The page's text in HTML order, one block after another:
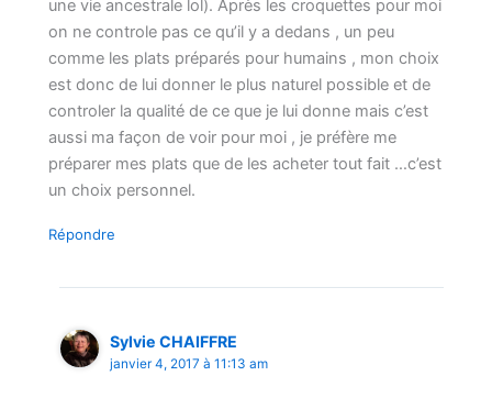
une vie ancestrale lol). Après les croquettes pour moi
on ne controle pas ce qu’il y a dedans , un peu
comme les plats préparés pour humains , mon choix
est donc de lui donner le plus naturel possible et de
controler la qualité de ce que je lui donne mais c’est
aussi ma façon de voir pour moi , je préfère me
préparer mes plats que de les acheter tout fait …c’est
un choix personnel.
Répondre
Sylvie CHAIFFRE
janvier 4, 2017 à 11:13 am